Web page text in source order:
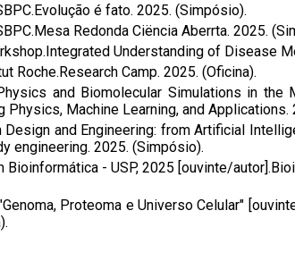
é fato. 2025. (Simpósio).
Redonda Ciëncia Aberrta. 2025.
Understanding of Disease
Roche.Research Camp. 2025. (Oficina).
and Biomolecular Simulations in the
Physics, Machine Learning, and Applications.
and Engineering: from Artificial
engineering. 2025. (Simpósio).
Bioinformática - USP, 2025 [ouvinte/
Proteoma e Universo Celular"